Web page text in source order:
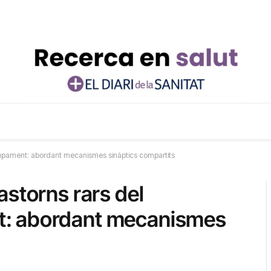
abordant mecanismes sinàptics compartits
rars del
abordant mecanismes